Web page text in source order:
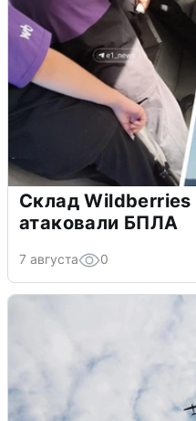
Склад Wildberries
атаковали БПЛА
7 августа 0